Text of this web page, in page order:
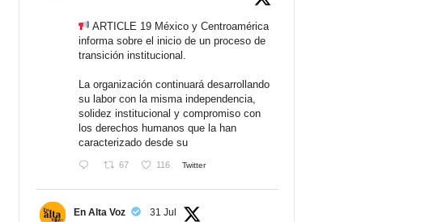
ARTICLE 19 México y Centroamérica
informa sobre el inicio de un proceso de
transición institucional.
La organización continuará desarrollando
su labor con la misma independencia,
solidez institucional y compromiso con
los derechos humanos que la han
caracterizado desde su
67 116 Twitter
En Alta Voz 31 Jul